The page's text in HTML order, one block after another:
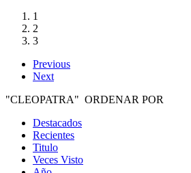
1
2
3
Previous
Next
"CLEOPATRA" ORDENAR POR
Destacados
Recientes
Titulo
Veces Visto